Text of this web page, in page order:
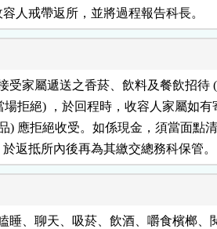
容人戒帶返所，並將過程報告科長。
受家屬遞送之香菸、飲料及餐飲招待
當場拒絕) ，於回程時，收容人家屬如
品) 應拒絕收受。如係現金，須當面點
於返抵所內後再為其繳交總務科保管。
睡、聊天、吸菸、飲酒、嚼食檳榔、